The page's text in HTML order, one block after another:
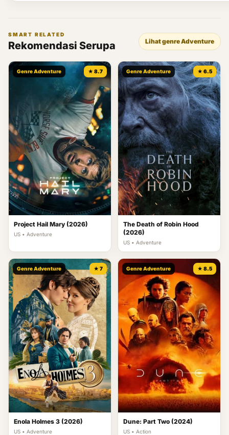
SMART RELATED
Rekomendasi Serupa Lihat genre Adventure
Genre Adventure ★ 8.7
Project Hail Mary (2026)
US • Adventure
Genre Adventure ★ 6.5
The Death of Robin Hood
(2026)
US • Adventure
Genre Adventure ★ 7
Enola Holmes 3 (2026)
US • Adventure
Genre Adventure ★ 8.5
Dune: Part Two (2024)
US • Action